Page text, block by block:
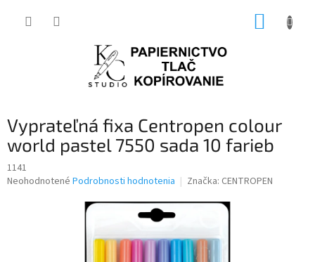
Vyprateľná fixa Centropen colour
world pastel 7550 sada 10 farieb
1141
Priemerné
Neohodnotené Podrobnosti hodnotenia Značka: CENTROPEN